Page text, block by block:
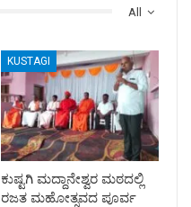
All
KUSTAGI
ಕುಷ್ಟಗಿ ಮದ್ದಾನೇಶ್ವರ ಮಠದಲ್ಲಿ
ರಜತ ಮಹೋತ್ಸವದ ಪೂರ್ವ